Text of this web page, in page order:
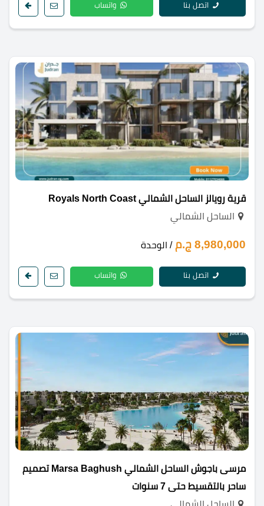
اتصل بنا واتساب
قرية رويالز الساحل الشمالي Royals North Coast
الساحل الشمالي
8,980,000 ج.م / الوحدة
اتصل بنا واتساب
مرسى باجوش الساحل الشمالي Marsa Baghush تصميم
ساحر بالتقسيط حتى 7 سنوات